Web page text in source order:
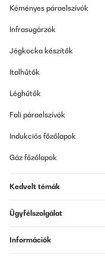
Kéményes páraelszívók
Infrasugárzók
Jégkocka készítők
Italhűtők
Léghűtők
Fali páraelszívók
Indukciós főzőlapok
Gáz főzőlapok
Kedvelt témák
Ügyfélszolgálat
Információk